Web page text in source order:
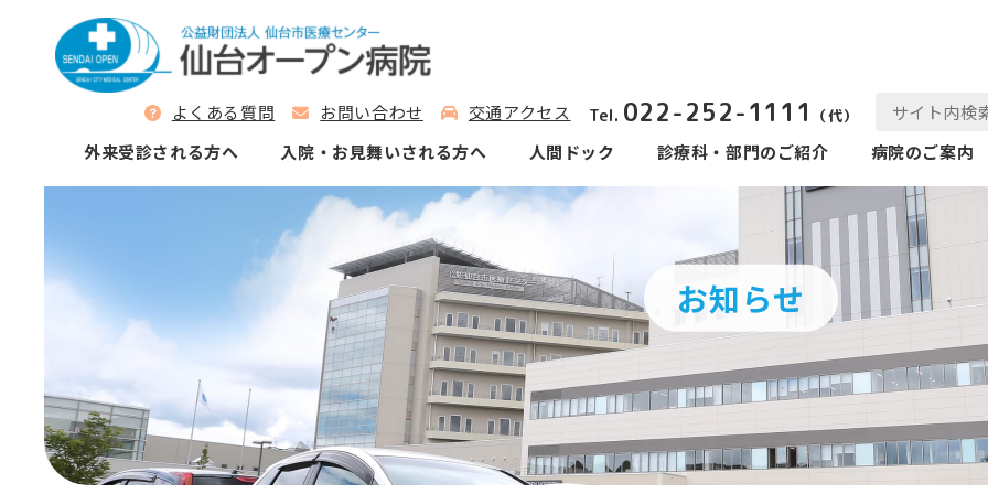
よくある質問 お問い合わせ 交通アクセス Tel. 022-252-1111 （代）
外来受診される⽅へ ⼊院‧お⾒舞いされる⽅へ 人間ドック 診療科‧部⾨のご紹介 病院のご案内
お知らせ